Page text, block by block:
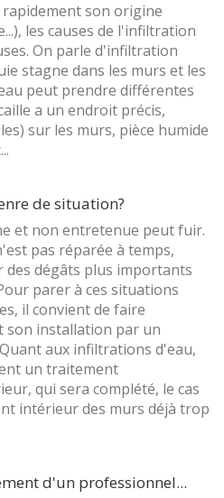
son origine
les causes de l'infiltration
On parle d'infiltration
stagne dans les murs et les
peut prendre différentes
a un endroit précis,
sur les murs, pièce humide
de situation?
et non entretenue peut fuir.
pas réparée à temps,
dégâts plus importants
parer à ces situations
il convient de faire
installation par un
aux infiltrations d'eau,
un traitement
qui sera complété, le cas
intérieur des murs déjà trop
d'un professionnel...